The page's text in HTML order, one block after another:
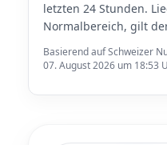
letzten 24 Stunden.
Normalbereich, gilt
Basierend auf Schweizer
07. August 2026 um 18:53